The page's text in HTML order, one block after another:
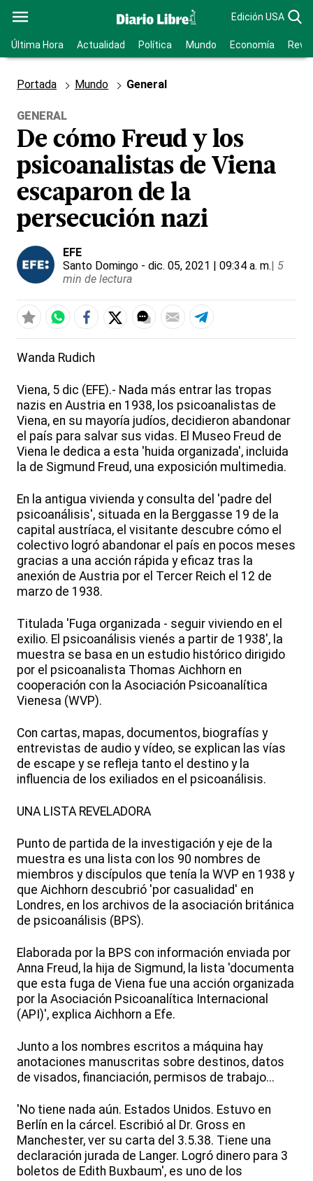
Edición USA
Última Hora Actualidad Política Mundo Economía
Portada Mundo General
GENERAL
De cómo Freud y los
psicoanalistas de Viena
escaparon de la
persecución nazi
EFE
Santo Domingo - dic. 05, 2021 | 09:34 a. m.| 5
min de lectura
Wanda Rudich
Viena, 5 dic (EFE).- Nada más entrar las tropas
nazis en Austria en 1938, los psicoanalistas de
Viena, en su mayoría judíos, decidieron abandonar
el país para salvar sus vidas. El Museo Freud de
Viena le dedica a esta 'huida organizada', incluida
la de Sigmund Freud, una exposición multimedia.
En la antigua vivienda y consulta del 'padre del
psicoanálisis', situada en la Berggasse 19 de la
capital austríaca, el visitante descubre cómo el
colectivo logró abandonar el país en pocos meses
gracias a una acción rápida y eficaz tras la
anexión de Austria por el Tercer Reich el 12 de
marzo de 1938.
Titulada 'Fuga organizada - seguir viviendo en el
exilio. El psicoanálisis vienés a partir de 1938', la
muestra se basa en un estudio histórico dirigido
por el psicoanalista Thomas Aichhorn en
cooperación con la Asociación Psicoanalítica
Vienesa (WVP).
Con cartas, mapas, documentos, biografías y
entrevistas de audio y vídeo, se explican las vías
de escape y se refleja tanto el destino y la
influencia de los exiliados en el psicoanálisis.
UNA LISTA REVELADORA
Punto de partida de la investigación y eje de la
muestra es una lista con los 90 nombres de
miembros y discípulos que tenía la WVP en 1938 y
que Aichhorn descubrió 'por casualidad' en
Londres, en los archivos de la asociación británica
de psicoanálisis (BPS).
Elaborada por la BPS con información enviada por
Anna Freud, la hija de Sigmund, la lista 'documenta
que esta fuga de Viena fue una acción organizada
por la Asociación Psicoanalítica Internacional
(API)', explica Aichhorn a Efe.
Junto a los nombres escritos a máquina hay
anotaciones manuscritas sobre destinos, datos
de visados, financiación, permisos de trabajo...
'No tiene nada aún. Estados Unidos. Estuvo en
Berlín en la cárcel. Escribió al Dr. Gross en
Manchester, ver su carta del 3.5.38. Tiene una
declaración jurada de Langer. Logró dinero para 3
boletos de Edith Buxbaum', es uno de los